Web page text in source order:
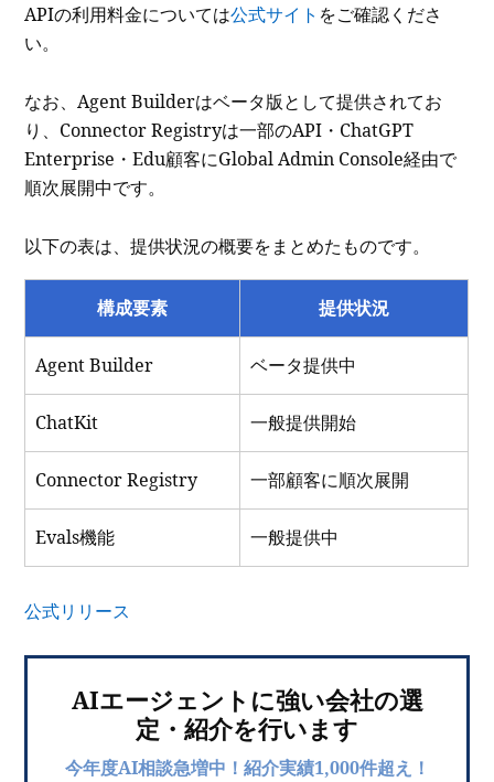
APIの利用料金については公式サイト をご確認くださ
い。
なお、Agent Builderはベータ版として提供されてお
り、Connector Registryは一部のAPI・ChatGPT
Enterprise・Edu顧客にGlobal Admin Console経由で
順次展開中です。
以下の表は、提供状況の概要をまとめたものです。
構成要素 提供状況
Agent Builder ベータ提供中
ChatKit 一般提供開始
Connector Registry 一部顧客に順次展開
Evals機能 一般提供中
公式リリース
AIエージェントに強い会社の選
定・紹介を行います
今年度AI相談急増中！紹介実績1,000件超え！